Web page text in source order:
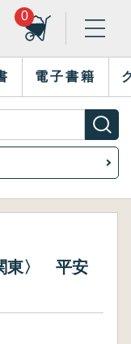
0
電子書籍
東〉 平安